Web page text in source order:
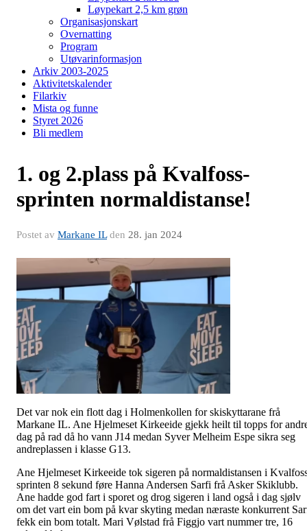
Løypekart 2,5 km grøn
Organisasjonskart
Overnatting
Program
Utøvarinformasjon
Arkiv 2003-2025
Aktivitetskalender
Filarkiv
Mista og funne
Styret 2026
Bli medlem
1. og 2.plass på Kvalfoss-
sprinten normaldistanse!
Postet av Markane ILden 28. jan 2024
Det var nok ein flott dag i Holmenkollen for skiskyttarane frå
Markane IL. Ane Hjelmeset Kirkeeide gjekk heilt til topps for
dag på rad då ho vann J14 medan Syver Melheim Espe sikra seg
andreplassen i klasse G13.
Ane Hjelmeset Kirkeeide tok sigeren på normaldistansen i
sprinten 8 sekund føre Hanna Andersen Sarfi frå Asker Skiklubb.
Ane hadde god fart i sporet og drog sigeren i land også i dag sjølv
om det vart ein bom på kvar skyting medan næraste konkurrent
fekk ein bom totalt. Mari Vølstad frå Figgjo vart nummer tre, 16